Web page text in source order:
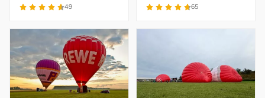
49 65
Sömmerda
Weimar